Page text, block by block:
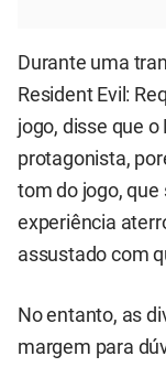
Durante uma
Resident Evil:
jogo, disse que
protagonista,
tom do jogo,
experiência
assustado com
No entanto, as
margem para